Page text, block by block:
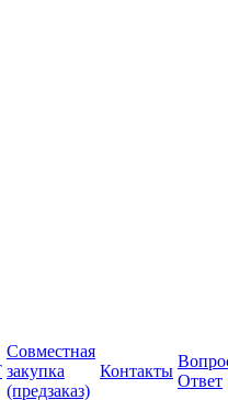
Совместная
закупка
(предзаказ)
Контакты
Ответ